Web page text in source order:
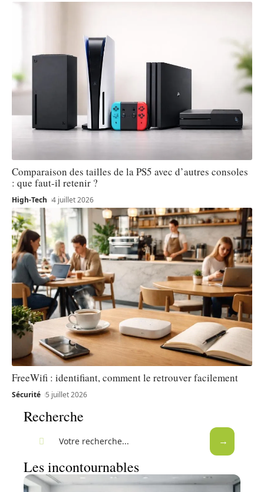
Comparaison des tailles de la PS5 avec d’autres consoles
: que faut-il retenir ?
High-Tech 4 juillet 2026
FreeWifi : identifiant, comment le retrouver facilement
Sécurité 5 juillet 2026
Recherche
Les incontournables